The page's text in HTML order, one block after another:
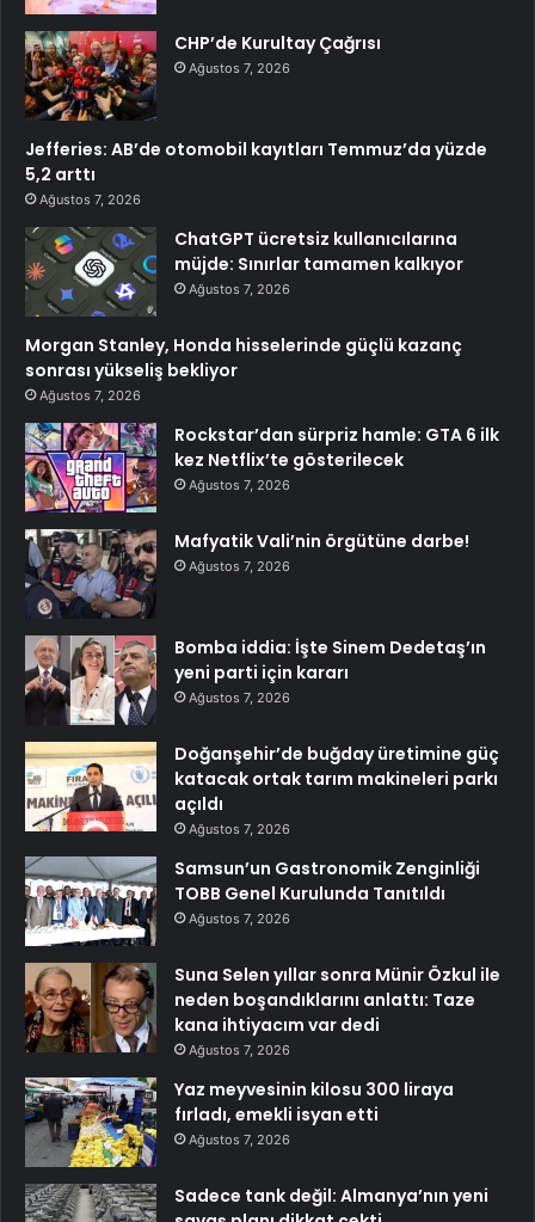
CHP’de Kurultay Çağrısı
Ağustos 7, 2026
Jefferies: AB’de otomobil kayıtları Temmuz’da yüzde
5,2 arttı
Ağustos 7, 2026
ChatGPT ücretsiz kullanıcılarına
müjde: Sınırlar tamamen kalkıyor
Ağustos 7, 2026
Morgan Stanley, Honda hisselerinde güçlü kazanç
sonrası yükseliş bekliyor
Ağustos 7, 2026
Rockstar’dan sürpriz hamle: GTA 6 ilk
kez Netflix’te gösterilecek
Ağustos 7, 2026
Mafyatik Vali’nin örgütüne darbe!
Ağustos 7, 2026
Bomba iddia: İşte Sinem Dedetaş’ın
yeni parti için kararı
Ağustos 7, 2026
Doğanşehir’de buğday üretimine güç
katacak ortak tarım makineleri parkı
açıldı
Ağustos 7, 2026
Samsun’un Gastronomik Zenginliği
TOBB Genel Kurulunda Tanıtıldı
Ağustos 7, 2026
Suna Selen yıllar sonra Münir Özkul ile
neden boşandıklarını anlattı: Taze
kana ihtiyacım var dedi
Ağustos 7, 2026
Yaz meyvesinin kilosu 300 liraya
fırladı, emekli isyan etti
Ağustos 7, 2026
Sadece tank değil: Almanya’nın yeni